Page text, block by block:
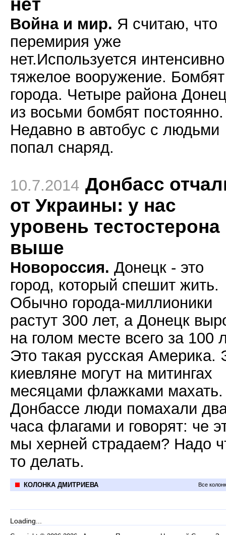
нет
Война и мир. Я считаю, что
перемирия уже
нет.Используется интенсивно
тяжелое вооружение. Бомбят
города. Четыре района
из восьми бомбят постоянно.
Недавно в автобус с людьми
попал снаряд.
10.7.2014 Донбасс
от Украины: у нас
уровень тестостерона
выше
Новороссия. Донецк - это
город, который спешит жить.
Обычно города-миллионики
растут 300 лет, а Донецк
на голом месте всего за 100
Это такая русская Америка.
киевляне могут на митингах
месяцами флажками
Донбассе люди помахали
часа флагами и говорят: че
мы херней страдаем? Надо
то делать.
КОЛОНКА ДМИТРИЕВА Все
Loading...